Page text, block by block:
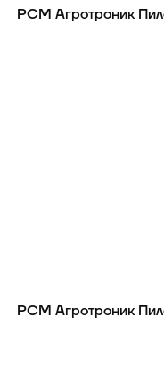
РСМ Агротроник
РСМ Агротроник